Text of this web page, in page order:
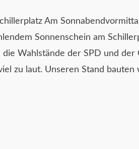
Am
Sonnenschein am
Wahlstände der SPD und der
zu laut. Unseren Stand